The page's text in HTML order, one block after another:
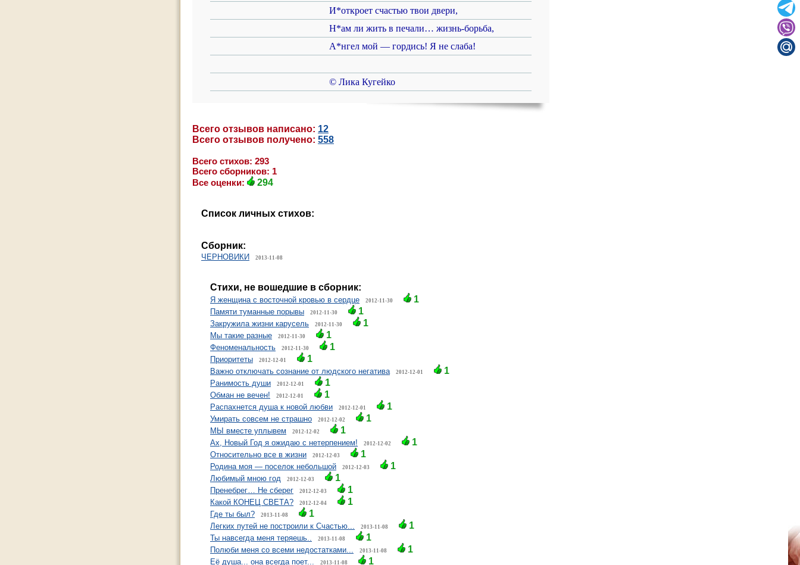
И*откроет счастью твои двери,
Н*ам ли жить в печали… жизнь-борьба,
А*нгел мой — гордись! Я не слаба!
© Лика Кугейко
Всего отзывов написано: 12
Всего отзывов получено: 558
Всего стихов: 293
Всего сборников: 1
Все оценки:
294
Список личных стихов:
Cборник:
ЧЕРНОВИКИ 2013-11-08
Стихи, не вошедшие в сборник:
Я женщина с восточной кровью в сердце 2012-11-30 1
Памяти туманные порывы 2012-11-30 1
Закружила жизни карусель 2012-11-30 1
Мы такие разные 2012-11-30 1
Феноменальность 2012-11-30 1
Приоритеты 2012-12-01 1
Важно отключать сознание от людского негатива 2012-12-01 1
Ранимость души 2012-12-01 1
Обман не вечен! 2012-12-01 1
Распахнется душа к новой любви 2012-12-01 1
Умирать совсем не страшно 2012-12-02 1
МЫ вместе уплывем 2012-12-02 1
Ах, Новый Год я ожидаю с нетерпением! 2012-12-02 1
Относительно все в жизни 2012-12-03 1
Родина моя — поселок небольшой 2012-12-03 1
Любимый мною год 2012-12-03 1
Пренебрег… Не сберег 2012-12-03 1
Какой КОНЕЦ СВЕТА? 2012-12-04 1
Где ты был? 2013-11-08 1
Легких путей не построили к Счастью... 2013-11-08 1
Ты навсегда меня теряешь.. 2013-11-08 1
Полюби меня со всеми недостатками... 2013-11-08 1
Её душа... она всегда поет... 2013-11-08 1